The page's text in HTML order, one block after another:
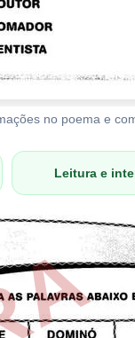
no poema e
Leitura e